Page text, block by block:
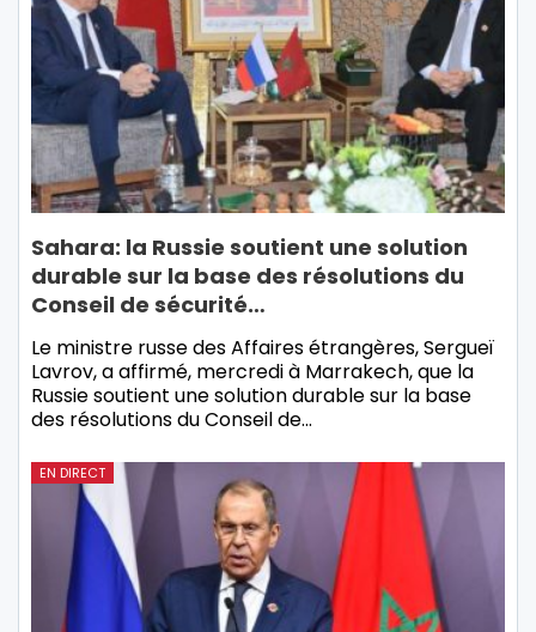
Sahara: la Russie soutient une solution
durable sur la base des résolutions du
Conseil de sécurité…
Le ministre russe des Affaires étrangères, Sergueï
Lavrov, a affirmé, mercredi à Marrakech, que la
Russie soutient une solution durable sur la base
des résolutions du Conseil de…
EN DIRECT